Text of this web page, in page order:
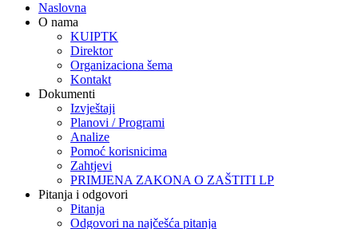
Naslovna
O nama
KUIPTK
Direktor
Organizaciona šema
Kontakt
Dokumenti
Izvještaji
Planovi / Programi
Analize
Pomoć korisnicima
Zahtjevi
PRIMJENA ZAKONA O ZAŠTITI LP
Pitanja i odgovori
Pitanja
Odgovori na najčešća pitanja